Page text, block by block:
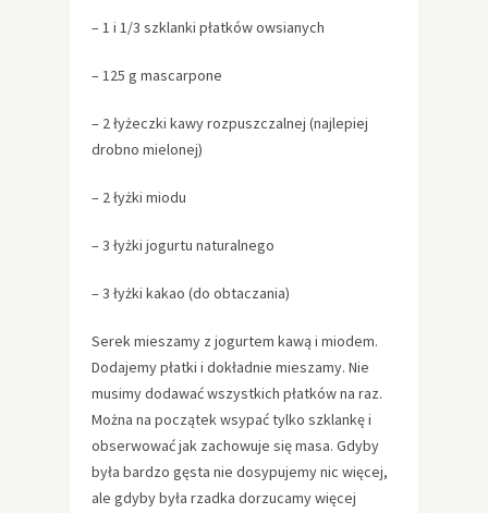
– 1 i 1/3 szklanki płatków owsianych
– 125 g mascarpone
– 2 łyżeczki kawy rozpuszczalnej (najlepiej
drobno mielonej)
– 2 łyżki miodu
– 3 łyżki jogurtu naturalnego
– 3 łyżki kakao (do obtaczania)
Serek mieszamy z jogurtem kawą i miodem.
Dodajemy płatki i dokładnie mieszamy. Nie
musimy dodawać wszystkich płatków na raz.
Można na początek wsypać tylko szklankę i
obserwować jak zachowuje się masa. Gdyby
była bardzo gęsta nie dosypujemy nic więcej,
ale gdyby była rzadka dorzucamy więcej